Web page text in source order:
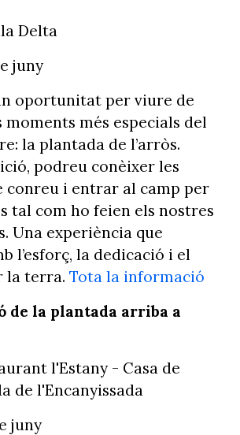
Delta
juny
oportunitat per viure de
més especials del
la plantada de l’arròs.
podreu conèixer les
conreu i entrar al camp per
tal com ho feien els nostres
Una experiència que
l’esforç, la dedicació i el
la terra. Tota la informació
de la plantada arriba a
l'Estany - Casa de
de l'Encanyissada
juny